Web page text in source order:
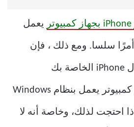
يعمل
بنظام Windows 11 أمرًا سلسا. ومع ذلك ، فإن
استخدام نقطة اتصال iPhone الخاصة بك
لاستخدامها مع جهاز كمبيوتر يعمل بنظام Windows